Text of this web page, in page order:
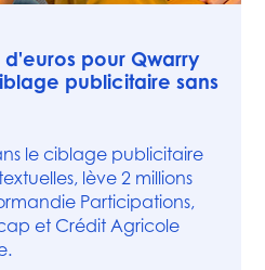
d'euros pour Qwarry
publicitaire sans
le ciblage publicitaire
lève 2 millions
Participations,
et Crédit Agricole